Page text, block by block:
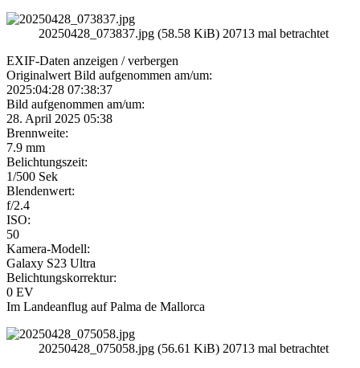
20250428_073837.jpg (58.58 KiB) 20713 mal betrachtet
EXIF-Daten anzeigen / verbergen
Originalwert Bild aufgenommen am/um:
2025:04:28 07:38:37
Bild aufgenommen am/um:
28. April 2025 05:38
Brennweite:
7.9 mm
Belichtungszeit:
1/500 Sek
Blendenwert:
f/2.4
ISO:
50
Kamera-Modell:
Galaxy S23 Ultra
Belichtungskorrektur:
0 EV
Im Landeanflug auf Palma de Mallorca
20250428_075058.jpg (56.61 KiB) 20713 mal betrachtet